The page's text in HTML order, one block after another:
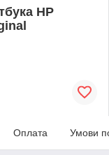
HP
Оплата Умови